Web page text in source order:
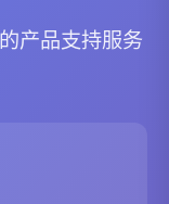
产品支持服务